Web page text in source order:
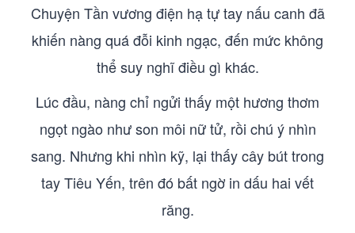
Chuyện Tần vương điện hạ tự tay nấu canh đã
khiến nàng quá đỗi kinh ngạc, đến mức không
thể suy nghĩ điều gì khác.
Lúc đầu, nàng chỉ ngửi thấy một hương thơm
ngọt ngào như son môi nữ tử, rồi chú ý nhìn
sang. Nhưng khi nhìn kỹ, lại thấy cây bút trong
tay Tiêu Yến, trên đó bất ngờ in dấu hai vết
răng.